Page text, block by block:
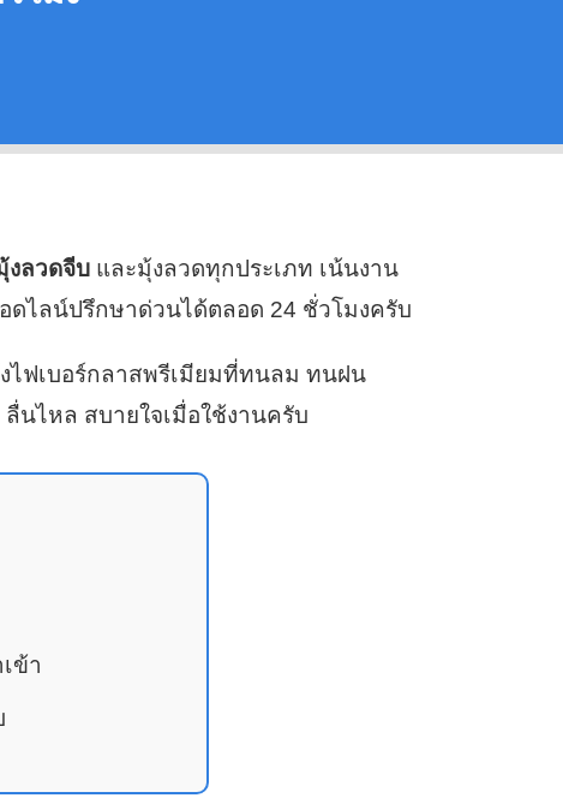
งลวดจีบ และมุ้งลวดทุกประเภท เน้นงาน
ไลน์ปรึกษาด่วนได้ตลอด 24 ชั่วโมงครับ
ไฟเบอร์กลาสพรีเมียมที่ทนลม ทนฝน
นไหล สบายใจเมื่อใช้งานครับ
ข้า